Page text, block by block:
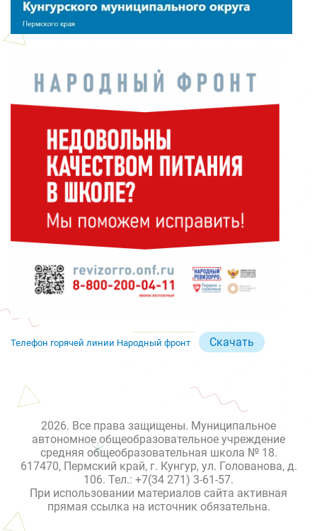
Телефон горячей линии Народный фронт Скачать
2026. Все права защищены. Муниципальное
автономное общеобразовательное учреждение
средняя общеобразовательная школа № 18.
617470, Пермский край, г. Кунгур, ул. Голованова, д.
106. Тел.: +7(34 271) 3-61-57.
При использовании материалов сайта активная
прямая ссылка на источник обязательна.